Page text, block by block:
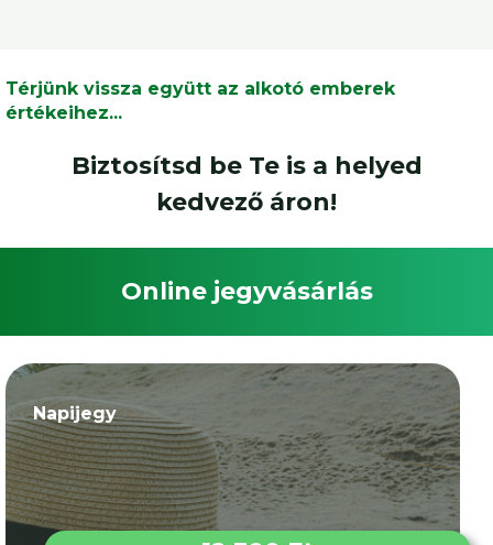
Térjünk vissza együtt az alkotó emberek
értékeihez...
Biztosítsd be Te is a helyed
kedvező áron!
Online jegyvásárlás
Napijegy